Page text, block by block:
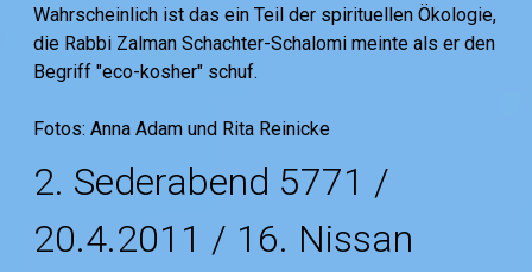
Wahrscheinlich ist das ein Teil der spirituellen Ökologie,
die Rabbi Zalman Schachter-Schalomi meinte als er den
Begriff "eco-kosher" schuf.
Fotos: Anna Adam und Rita Reinicke
2. Sederabend 5771 /
20.4.2011 / 16. Nissan